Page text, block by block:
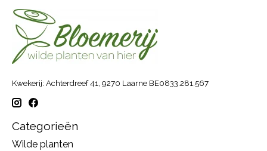
Kwekerij: Achterdreef 41, 9270 Laarne BE0833.281.567
Categorieën
Wilde planten